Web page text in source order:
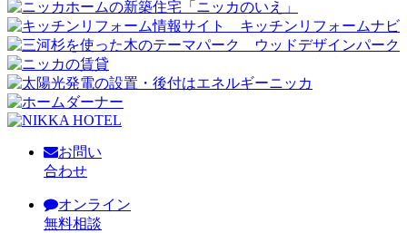
お問い
合わせ
オンライン
無料相談